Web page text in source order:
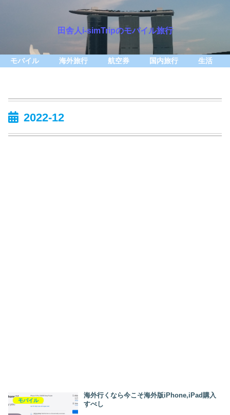
田舎人i-simTripのモバイル旅行
モバイル 海外旅行 航空券 国内旅行 生活
2022-12
モバイル
海外行くなら今こそ海外版iPhone,iPad購入
すべし